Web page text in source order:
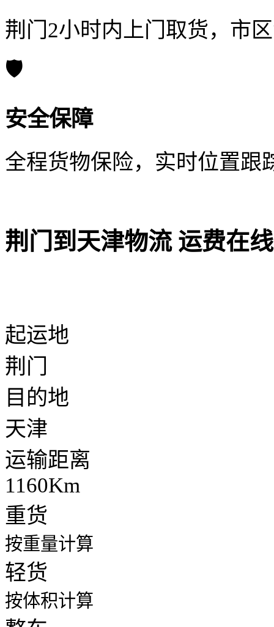
荆门2小时内上门取货，市
🛡️
安全保障
全程货物保险，实时位置跟
荆门到天津物流 运费在
起运地
荆门
目的地
天津
运输距离
1160Km
重货
按重量计算
轻货
按体积计算